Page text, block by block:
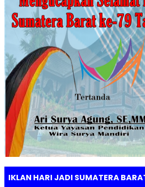
IKLAN HARI JADI SUMATERA